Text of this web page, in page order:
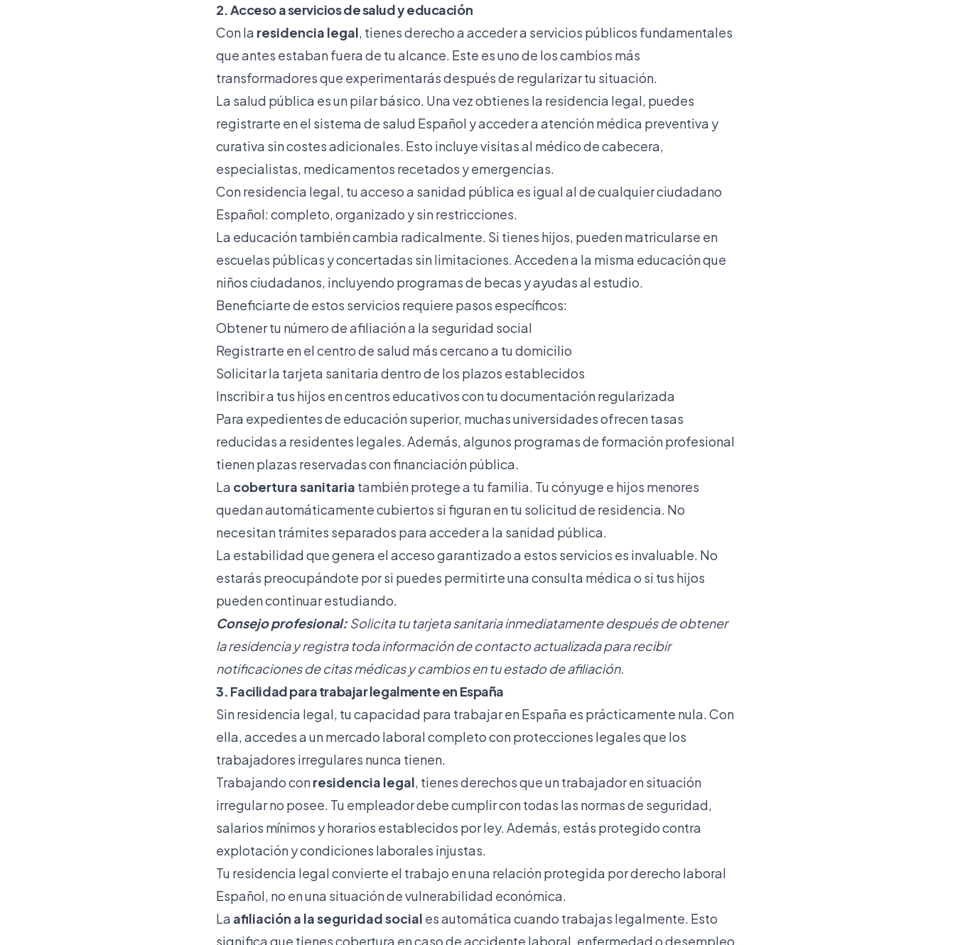
2. Acceso a servicios de salud y educación
Con la residencia legal , tienes derecho a acceder a servicios públicos fundamentales
que antes estaban fuera de tu alcance. Este es uno de los cambios más
transformadores que experimentarás después de regularizar tu situación.
La salud pública es un pilar básico. Una vez obtienes la residencia legal, puedes
registrarte en el sistema de salud Español y acceder a atención médica preventiva y
curativa sin costes adicionales. Esto incluye visitas al médico de cabecera,
especialistas, medicamentos recetados y emergencias.
Con residencia legal, tu acceso a sanidad pública es igual al de cualquier ciudadano
Español: completo, organizado y sin restricciones.
La educación también cambia radicalmente. Si tienes hijos, pueden matricularse en
escuelas públicas y concertadas sin limitaciones. Acceden a la misma educación que
niños ciudadanos, incluyendo programas de becas y ayudas al estudio.
Beneficiarte de estos servicios requiere pasos específicos:
Obtener tu número de afiliación a la seguridad social
Registrarte en el centro de salud más cercano a tu domicilio
Solicitar la tarjeta sanitaria dentro de los plazos establecidos
Inscribir a tus hijos en centros educativos con tu documentación regularizada
Para expedientes de educación superior, muchas universidades ofrecen tasas
reducidas a residentes legales. Además, algunos programas de formación profesional
tienen plazas reservadas con financiación pública.
La cobertura sanitaria también protege a tu familia. Tu cónyuge e hijos menores
quedan automáticamente cubiertos si figuran en tu solicitud de residencia. No
necesitan trámites separados para acceder a la sanidad pública.
La estabilidad que genera el acceso garantizado a estos servicios es invaluable. No
estarás preocupándote por si puedes permitirte una consulta médica o si tus hijos
pueden continuar estudiando.
Consejo profesional: Solicita tu tarjeta sanitaria inmediatamente después de obtener
la residencia y registra toda información de contacto actualizada para recibir
notificaciones de citas médicas y cambios en tu estado de afiliación.
3. Facilidad para trabajar legalmente en España
Sin residencia legal, tu capacidad para trabajar en España es prácticamente nula. Con
ella, accedes a un mercado laboral completo con protecciones legales que los
trabajadores irregulares nunca tienen.
Trabajando conresidencia legal , tienes derechos que un trabajador en situación
irregular no posee. Tu empleador debe cumplir con todas las normas de seguridad,
salarios mínimos y horarios establecidos por ley. Además, estás protegido contra
explotación y condiciones laborales injustas.
Tu residencia legal convierte el trabajo en una relación protegida por derecho laboral
Español, no en una situación de vulnerabilidad económica.
La afiliación a la seguridad social es automática cuando trabajas legalmente. Esto
significa que tienes cobertura en caso de accidente laboral, enfermedad o desempleo.